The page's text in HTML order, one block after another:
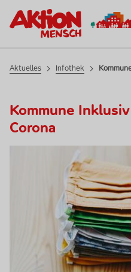
Aktuelles Infothek
Kommune
Corona